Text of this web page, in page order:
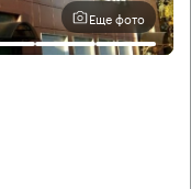
Еще фото